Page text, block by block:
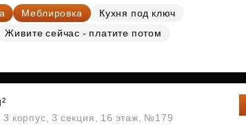
Меблировка
Кухня под ключ
Живите сейчас - платите потом
корпус, 3 секция, 16 этаж, №179